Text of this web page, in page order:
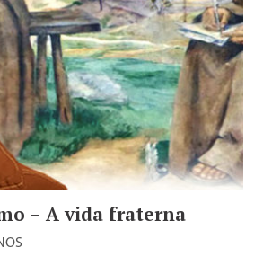
– A vida fraterna